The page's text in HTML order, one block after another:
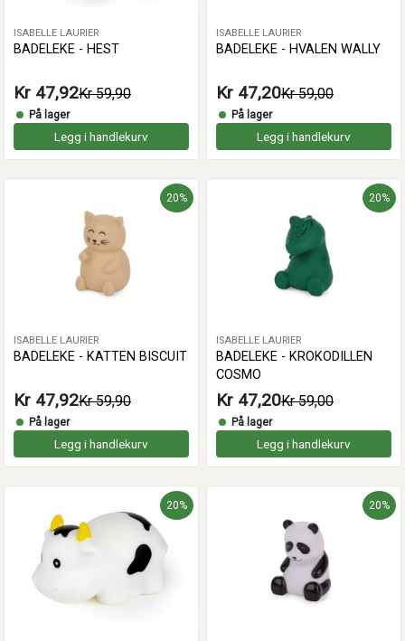
ISABELLE LAURIER
BADELEKE - HEST
Kr 47,92Kr 59,90
På lager
Legg i handlekurv
ISABELLE LAURIER
BADELEKE - HVALEN WALLY
Kr 47,20Kr 59,00
På lager
Legg i handlekurv
20%
ISABELLE LAURIER
BADELEKE - KATTEN BISCUIT
Kr 47,92Kr 59,90
På lager
Legg i handlekurv
20%
ISABELLE LAURIER
BADELEKE - KROKODILLEN
COSMO
Kr 47,20Kr 59,00
På lager
Legg i handlekurv
20% 20%